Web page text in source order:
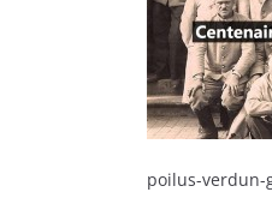
poilus-verdun-